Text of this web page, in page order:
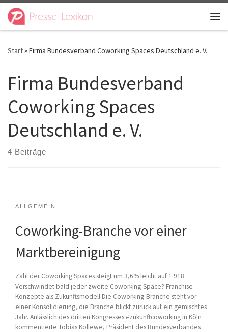
Zum Inhalt springen
Start»Firma Bundesverband Coworking Spaces Deutschland e. V.
Firma Bundesverband
Coworking Spaces
Deutschland e. V.
4 Beiträge
ALLGEMEIN
Coworking-Branche vor einer
Marktbereinigung
Zahl der Coworking Spaces steigt um 3,6% leicht auf 1.918
Verschwindet bald jeder zweite Coworking-Space? Franchise-
Konzepte als Zukunftsmodell Die Coworking-Branche steht vor
einer Konsolidierung, die Branche blickt zurück auf ein gemischtes
Jahr. Anlässlich des dritten Kongresses #zukunftcoworking in Köln
kommentierte Tobias Kollewe, Präsident des Bundesverbandes